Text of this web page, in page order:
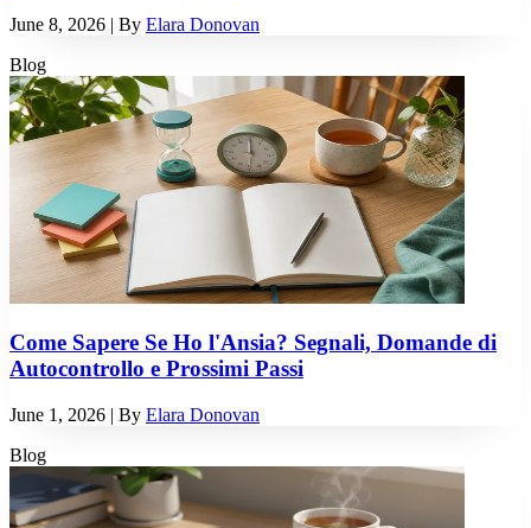
June 8, 2026 | By Elara Donovan
Blog
Come Sapere Se Ho l'Ansia? Segnali, Domande di
Autocontrollo e Prossimi Passi
June 1, 2026 | By Elara Donovan
Blog